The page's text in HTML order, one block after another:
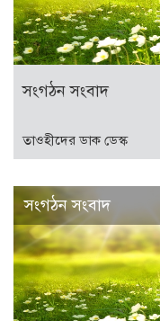
সংগঠন সংবাদ
তাওহীদের ডাক ডেস্ক
সংগঠন সংবাদ